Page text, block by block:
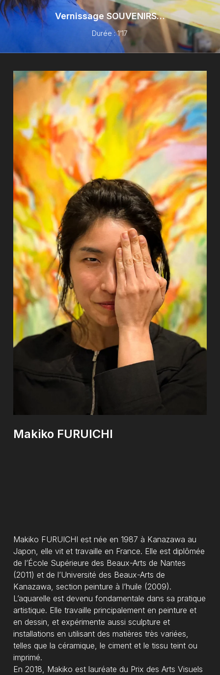
Votre panier est
vide.
Go To Shop
Vernissage SOUVENIRS…
Durée : 1’17
Makiko FURUICHI
Makiko FURUICHI est née en 1987 à Kanazawa au
Japon, elle vit et travaille en France. Elle est diplômée
de l’École Supérieure des Beaux-Arts de Nantes
(2011) et de l’Université des Beaux-Arts de
Kanazawa, section peinture à l’huile (2009).
L’aquarelle est devenu fondamentale dans sa pratique
artistique. Elle travaille principalement en peinture et
en dessin, et expérimente aussi sculpture et
installations en utilisant des matières très variées,
telles que la céramique, le ciment et le tissu teint ou
imprimé.
En 2018, Makiko est lauréate du Prix des Arts Visuels